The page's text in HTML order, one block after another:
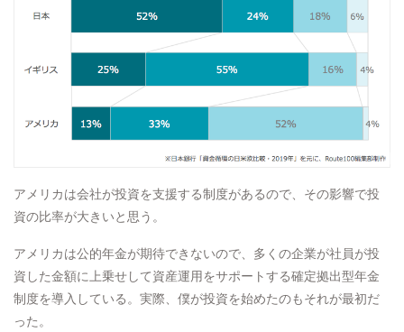
アメリカは会社が投資を支援する制度があるので、その影響で投
資の比率が大きいと思う。
アメリカは公的年金が期待できないので、多くの企業が社員が投
資した金額に上乗せして資産運用をサポートする確定拠出型年金
制度を導入している。実際、僕が投資を始めたのもそれが最初だ
った。